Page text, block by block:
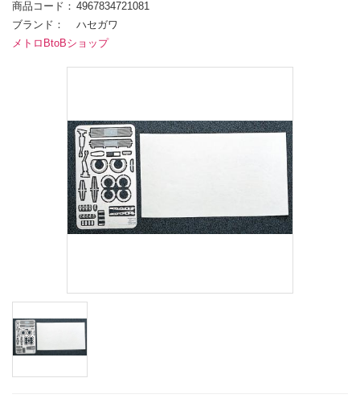
商品コード
4967834721081
ブランド
ハセガワ
メトロBtoBショップ